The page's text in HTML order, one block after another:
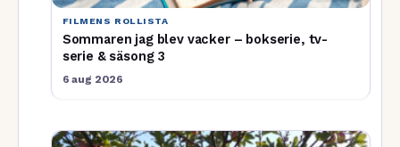
FILMENS ROLLISTA
Sommaren jag blev vacker – bokserie, tv-
serie & säsong 3
6 aug 2026